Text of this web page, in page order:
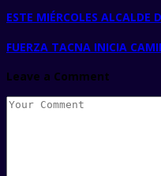
ESTE MIÉRCOLES ALCALDE
FUERZA TACNA INICIA
Leave a Comment